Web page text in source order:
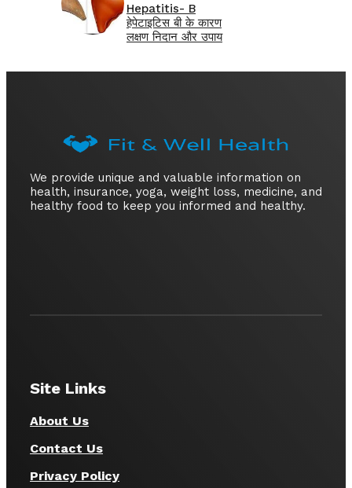
Hepatitis- B
हेपेटाइटिस बी के कारण
लक्षण निदान और उपाय
We provide unique and valuable information on
health, insurance, yoga, weight loss, medicine, and
healthy food to keep you informed and healthy.
Site Links
About Us
Contact Us
Privacy Policy